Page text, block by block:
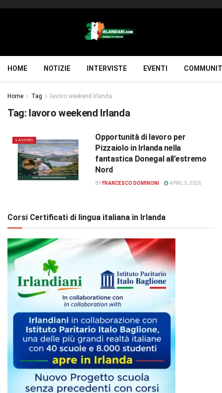
HOME NOTIZIE INTERVISTE EVENTI
Home Tag lavoro weekend Irlanda
Tag: lavoro weekend Irlanda
LAVORO
Opportunità di lavoro per
Pizzaiolo in Irlanda nella
fantastica Donegal all’estremo
Nord
BY FRANCESCO DOMINONI APRIL 5, 2026
Corsi Certificati di lingua italiana in Irlanda